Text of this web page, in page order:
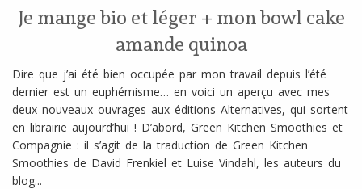
Je mange bio et léger + mon bowl cake
amande quinoa
Dire que j’ai été bien occupée par mon travail depuis l’été
dernier est un euphémisme… en voici un aperçu avec mes
deux nouveaux ouvrages aux éditions Alternatives, qui sortent
en librairie aujourd’hui ! D’abord, Green Kitchen Smoothies et
Compagnie : il s’agit de la traduction de Green Kitchen
Smoothies de David Frenkiel et Luise Vindahl, les auteurs du
blog...